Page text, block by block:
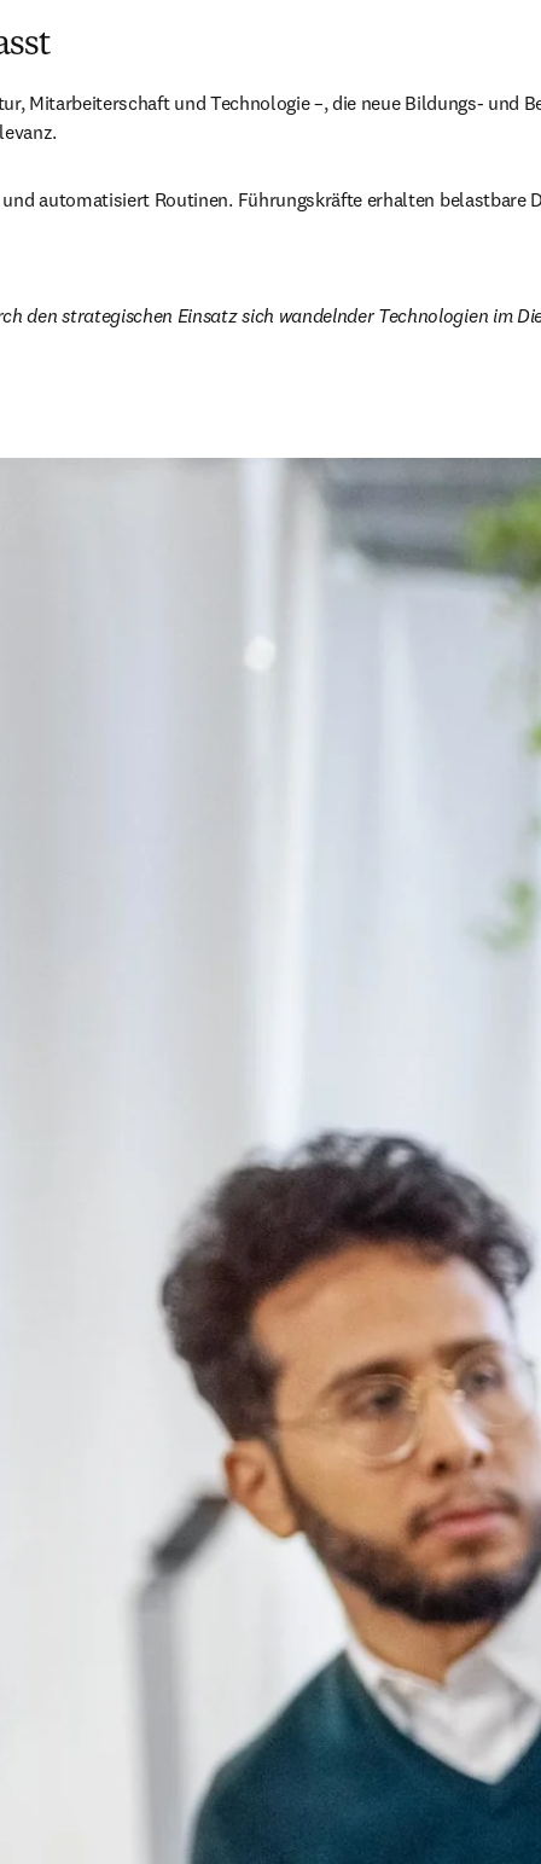
Mitarbeiterschaft und Technologie –, die neue Bildungs‑
automatisiert Routinen. Führungskräfte erhalten
den strategischen Einsatz sich wandelnder Technologien im